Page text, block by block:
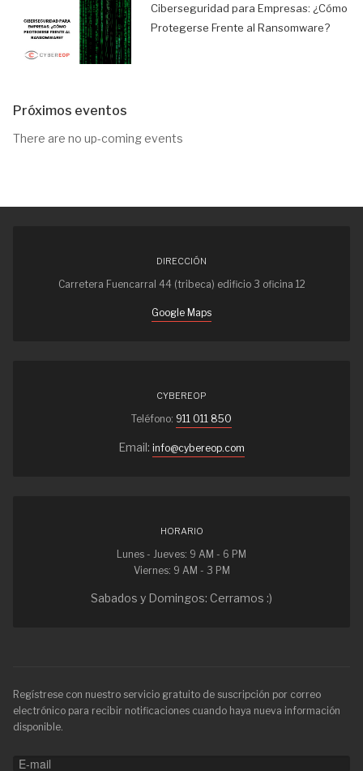
Ciberseguridad para Empresas: ¿Cómo
Protegerse Frente al Ransomware?
Próximos eventos
There are no up-coming events
DIRECCIÓN
Carretera Fuencarral 44 (tribeca) edificio 3 oficina 12
Google Maps
CYBEREOP
Teléfono: 911 011 850
Email: info@cybereop.com
HORARIO
Lunes - Jueves: 9 AM - 6 PM
Viernes: 9 AM - 3 PM
Sabados y Domingos: Cerramos :)
Regístrese con nuestro servicio gratuito de suscripción por correo
electrónico para recibir notificaciones cuando haya nueva información
disponible.